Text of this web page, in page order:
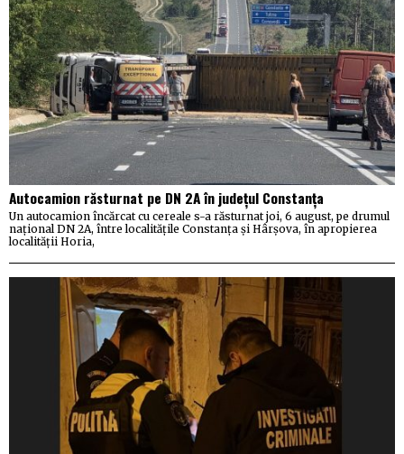
Autocamion răsturnat pe DN 2A în județul Constanța
Un autocamion încărcat cu cereale s-a răsturnat joi, 6 august, pe drumul
național DN 2A, între localitățile Constanța și Hârșova, în apropierea
localității Horia,